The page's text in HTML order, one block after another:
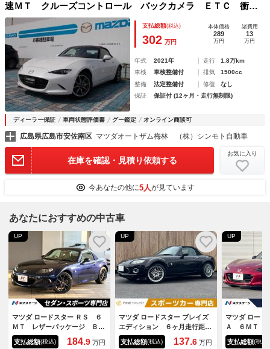
速ＭＴ クルーズコントロール バックカメラ ＥＴＣ 衝突
被害軽減システム ドライブレコーダー レーンアシスト ク
リアランスソナー スマートキー プッシュスタート
支払総額(税込)
302 万円
本体価格
289
万円
諸費用
13
万円
年式 2021年 走行
1.8万km
車検
車検整備付 排気
1500cc
整備
法定整備付 修復
なし
保証
保証付 (12ヶ月・走行無制限)
ディーラー保証 車両状態評価書 グー鑑定 オンライン商談可
広島県広島市安佐南区 マツダオートザム梅林 （株）シンモト自動車
在庫を確認・見積り依頼する
お気に入り
今あなたの他に5人が見ています
あなたにおすすめの中古車
UP
マツダ ロードスター ＲＳ ６
ＭＴ レザーパッケージ ＢＯ
ＳＥサウンドシステム ＨＩＤ
ヘッドライト 純正１８インチ
支払総額(税込) 184.9 万円
UP
マツダ ロードスター ブレイズ
エディション ６ヶ月走行距離
無制限保証付 ６速マニュア
ル ＳＤナビ 禁煙車 ＥＴ
支払総額(税込) 137.6 万円
UP
マツダ ロード
Ａ ６ＭＴ 車
ルシュタイン
ントサスタワ
支払総額(税込)